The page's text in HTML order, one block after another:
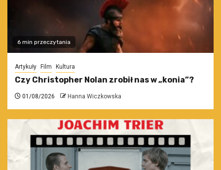
6 min przeczytania
Artykuły Film Kultura
Czy Christopher Nolan zrobił nas w „konia”?
01/08/2026 Hanna Wiczkowska